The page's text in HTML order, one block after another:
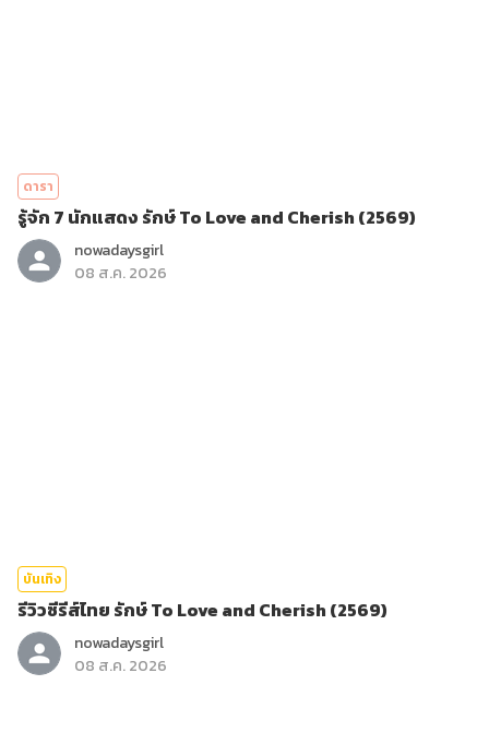
ดารา
รู้จัก 7 นักแสดง รักษ์ To Love and Cherish (2569)
nowadaysgirl
08 ส.ค. 2026
บันเทิง
รีวิวซีรีส์ไทย รักษ์ To Love and Cherish (2569)
nowadaysgirl
08 ส.ค. 2026